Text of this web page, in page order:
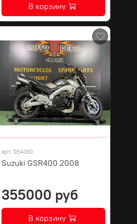
В корзину
арт. 054180
Suzuki GSR400 2008
355000 руб
В корзину